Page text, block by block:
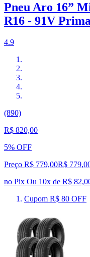
Pneu Aro 16”
R16 - 91V
4.9
(890)
R$ 820,00
5% OFF
Preço R$ 779,00R$ 779,
no Pix Ou 10x de R$
Cupom R$ 80 OFF